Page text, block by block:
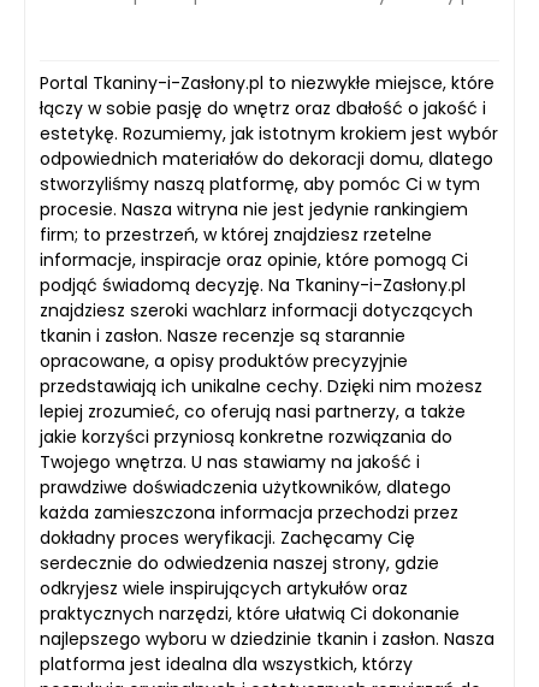
Portal Tkaniny-i-Zasłony.pl to niezwykłe miejsce, które
łączy w sobie pasję do wnętrz oraz dbałość o jakość i
estetykę. Rozumiemy, jak istotnym krokiem jest wybór
odpowiednich materiałów do dekoracji domu, dlatego
stworzyliśmy naszą platformę, aby pomóc Ci w tym
procesie. Nasza witryna nie jest jedynie rankingiem
firm; to przestrzeń, w której znajdziesz rzetelne
informacje, inspiracje oraz opinie, które pomogą Ci
podjąć świadomą decyzję. Na Tkaniny-i-Zasłony.pl
znajdziesz szeroki wachlarz informacji dotyczących
tkanin i zasłon. Nasze recenzje są starannie
opracowane, a opisy produktów precyzyjnie
przedstawiają ich unikalne cechy. Dzięki nim możesz
lepiej zrozumieć, co oferują nasi partnerzy, a także
jakie korzyści przyniosą konkretne rozwiązania do
Twojego wnętrza. U nas stawiamy na jakość i
prawdziwe doświadczenia użytkowników, dlatego
każda zamieszczona informacja przechodzi przez
dokładny proces weryfikacji. Zachęcamy Cię
serdecznie do odwiedzenia naszej strony, gdzie
odkryjesz wiele inspirujących artykułów oraz
praktycznych narzędzi, które ułatwią Ci dokonanie
najlepszego wyboru w dziedzinie tkanin i zasłon. Nasza
platforma jest idealna dla wszystkich, którzy